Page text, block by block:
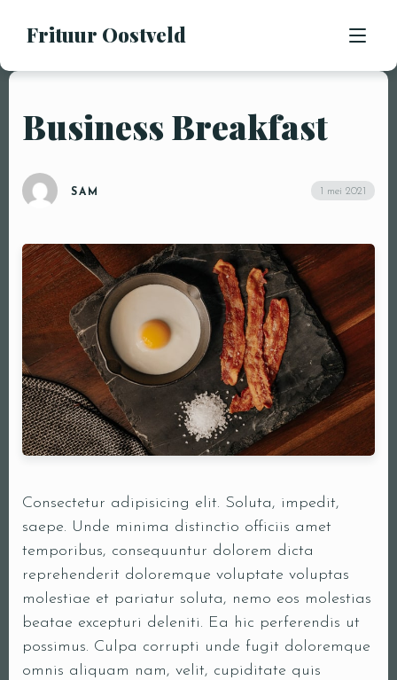
Frituur Oostveld
HOME
CONTACT
BESTEL
Business Breakfast
SAM 1 mei 2021
Consectetur adipisicing elit. Soluta, impedit,
saepe. Unde minima distinctio officiis amet
temporibus, consequuntur dolorem dicta
reprehenderit doloremque voluptate voluptas
molestiae et pariatur soluta, nemo eos molestias
beatae excepturi deleniti. Ea hic perferendis ut
possimus. Culpa corrupti unde fugit doloremque
omnis aliquam nam, velit, cupiditate quis